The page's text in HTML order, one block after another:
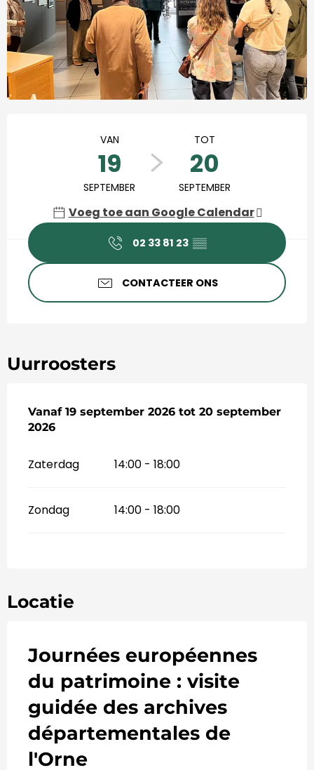
VAN
19
SEPTEMBER
TOT
20
SEPTEMBER
Voeg toe aan Google Calendar
02 33 81 23 ▒▒
CONTACTEER ONS
Uurroosters
Vanaf19 september 2026 tot 20 september 2026
Vanaf19 september 2026 tot 20 september
2026
Zaterdag 14:00 - 18:00
Zondag 14:00 - 18:00
Locatie
Journées européennes
du patrimoine : visite
guidée des archives
départementales de
l'Orne